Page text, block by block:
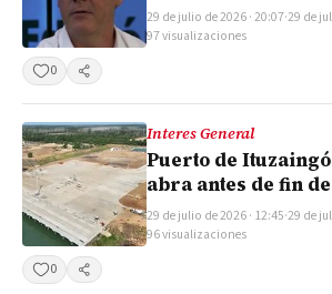
29 de julio de 2026 · 20:07·29 de
97 visualizaciones
0
Compartir
Interes General
Puerto de
abra antes de fin
29 de julio de 2026 · 12:45·29 de
96 visualizaciones
0
Compartir